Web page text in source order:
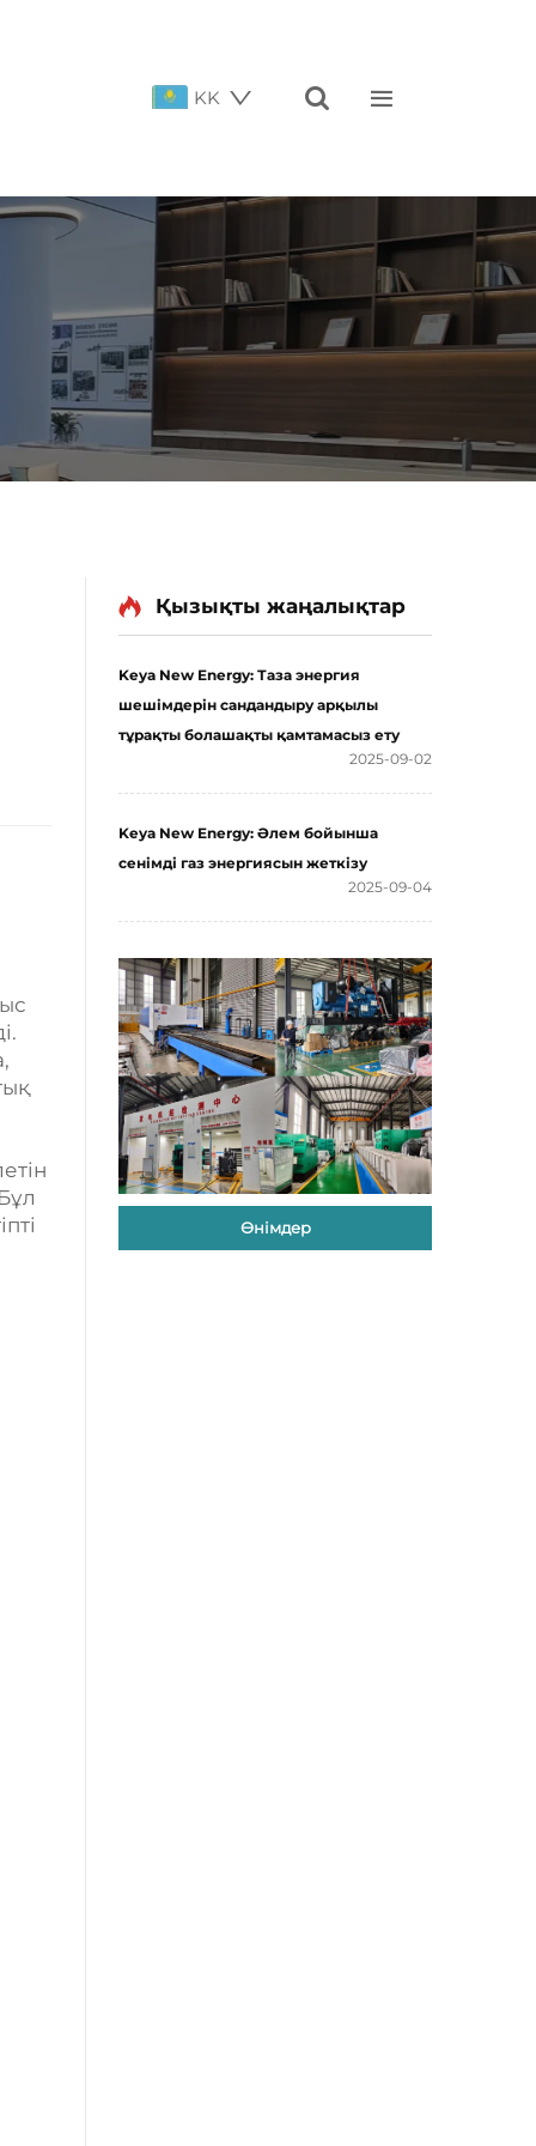
KK  
Қызықты жаңалықтар
Keya New Energy: Таза энергия
шешімдерін сандандыру арқылы
тұрақты болашақты қамтамасыз ету
2025-09-02
Keya New Energy: Әлем бойынша
сенімді газ энергиясын жеткізу
2025-09-04
Өнімдер